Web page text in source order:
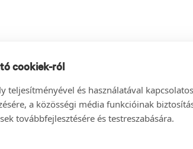
cookiek-ról
teljesítményével és használatával kapcsolatos
a közösségi média funkcióinak
továbbfejlesztésére és testreszabására.